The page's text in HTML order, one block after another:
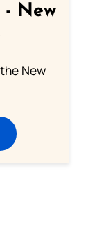
- New
New